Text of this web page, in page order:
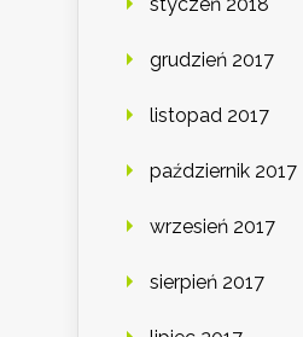
grudzień 2017
listopad 2017
październik 2017
wrzesień 2017
sierpień 2017